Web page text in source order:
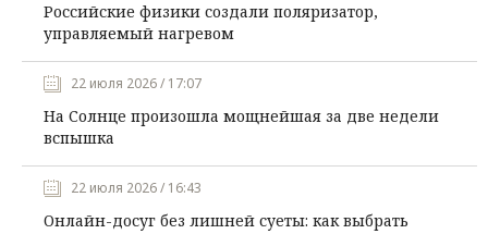
Российские физики создали поляризатор,
управляемый нагревом
22 июля 2026 / 17:07
На Солнце произошла мощнейшая за две недели
вспышка
22 июля 2026 / 16:43
Онлайн-досуг без лишней суеты: как выбрать